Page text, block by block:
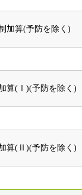
加算(予防を除く)
算(Ⅰ)(予防を除く)
算(Ⅱ)(予防を除く)